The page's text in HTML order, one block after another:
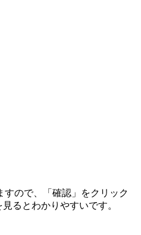
すので、「確認」をクリック
るとわかりやすいです。